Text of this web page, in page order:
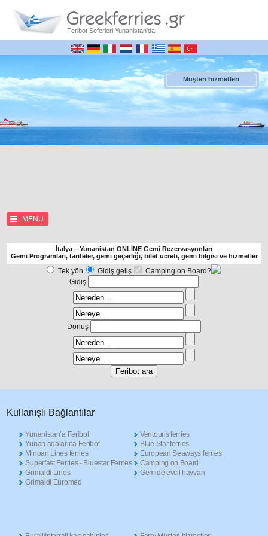
Feribot Seferleri Yunanistan'da
Müşteri hizmetleri
MENU
İtalya – Yunanistan ONLİNE Gemi Rezervasyonları
Gemi Programları, tarifeler, gemi geçerliği, bilet ücreti, gemi bilgisi ve hizmetler
Tek yön Gidiş geliş
Camping on Board?
Gidiş
Dönüş
Κullanışlı Βağlantılar
Yunanistan’a Feribot
Yunan adalarina Feribot
Minoan Lines ferries
Superfast Ferries - Bluestar Ferries
Grimaldi Lines
Grimaldi Euromed
Ventouris ferries
Blue Star ferries
European Seaways ferries
Camping on Board
Gemide evcil hayvan